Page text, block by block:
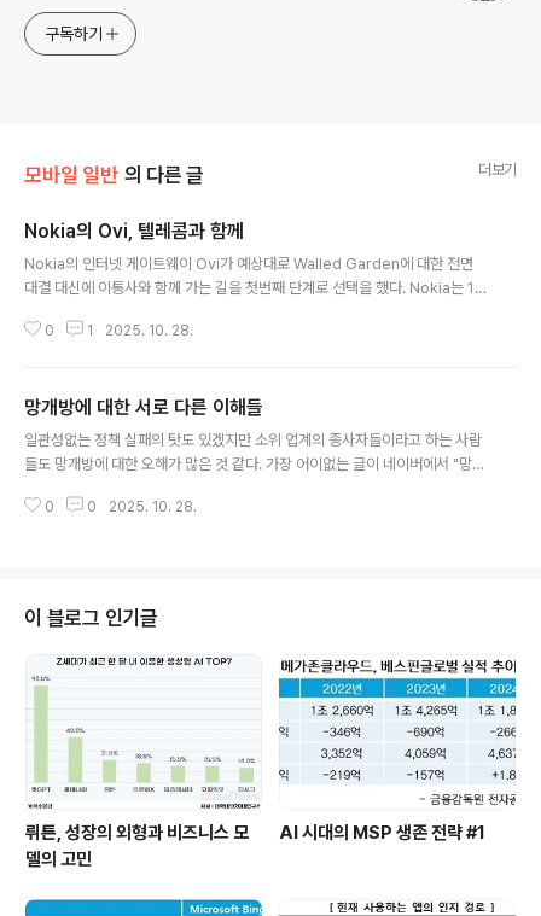
구독하기
모바일 일반 의 다른 글 더보기
Nokia의 Ovi, 텔레콤과 함께
Nokia의 인터넷 게이트웨이 Ovi가 예상대로 Walled Garden에 대한 전면
대결 대신에 이통사와 함께 가는 길을 첫번째 단계로 선택을 했다. Nokia는 10
다고 발표 하였다. Nokia와 Telefonica는 양사의 모바일 인터넷 서비스에 쉽
는 Telefonica에서 사용되어지는 모바일 멀티미디어 메뉴를 개발하기로 하였
고, 이 메뉴를 통해서 Telefonica 가입자는 Ovi를 모두 이용할 수 있게 된다.
Nokia가 지리적인 위치에서 유리한 유럽 시..
0 1 2025. 10. 28.
망개방에 대한 서로 다른 이해들
일관성없는 정책 실패의 탓도 있겠지만 소위 업계의 종사자들이라고 하는 사람
들도 망개방에 대한 오해가 많은 것 같다. 가장 어이없는 글이 네이버에서 "망개
페의 보안 설정 탓으로 직접 URL로는 들어갈 수 없지만 네이버 검색을 타고 가
하는 것은 비약이고 뭔가 잘못알고 있어도 한참을 잘못알고 있는 것이다. 신입
들은 이러한 잘못된 정보를 읽고 또 이통사나 다른 후배들에게 망개방에 대한
이야기를 하겠지... 업..
0 0 2025. 10. 28.
이 블로그 인기글
뤼튼, 성장의 외형과 비즈니스 모
델의 고민
AI 시대의 MSP 생존 전략 #1